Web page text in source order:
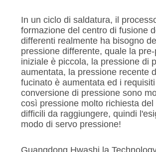
In un ciclo di saldatura, il
formazione del centro di fusione
differenti realmente ha bisogno
pressione differente, quale la
iniziale è piccola, la pressione di
aumentata, la pressione recente
fucinato è aumentata ed i
conversione di pressione sono
così pressione molto richiesta del
difficili da raggiungere, quindi
modo di servo pressione!